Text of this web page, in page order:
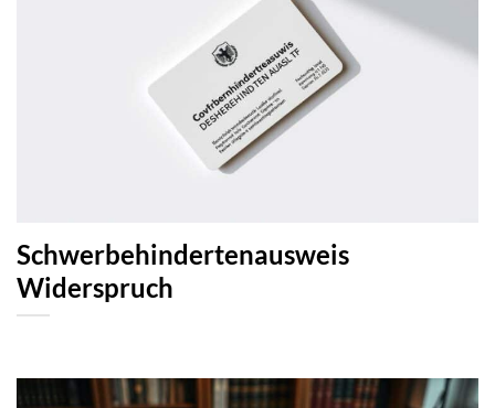
Schwerbehindertenausweis
Widerspruch